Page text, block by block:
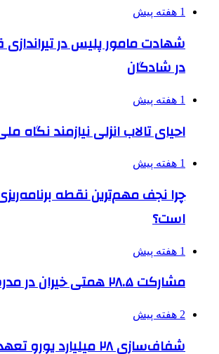
1 هفته پیش
شهادت مامور پلیس در تیراندازی
در شادگان
1 هفته پیش
احیای تالاب انزلی نیازمند نگاه
1 هفته پیش
چرا نجف مهم‌ترین نقطه
است؟
1 هفته پیش
مشارکت ۲۸.۵ همتی خیران در مدرسه‌سازی
2 هفته پیش
شفاف‌سازی ۲۸ میلیارد یورو تعهدات ارزی